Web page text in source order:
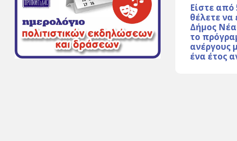
Είστε από
θέλετε να
Δήμος
το
ανέργους
ένα έτος